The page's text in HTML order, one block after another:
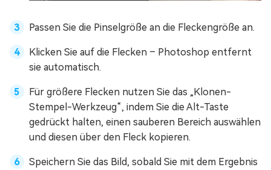
Passen Sie die Pinselgröße an die Fleckengröße an.
Klicken Sie auf die Flecken – Photoshop entfernt
sie automatisch.
Für größere Flecken nutzen Sie das „Klonen-
Stempel-Werkzeug“, indem Sie die Alt-Taste
gedrückt halten, einen sauberen Bereich auswählen
und diesen über den Fleck kopieren.
Speichern Sie das Bild, sobald Sie mit dem Ergebnis